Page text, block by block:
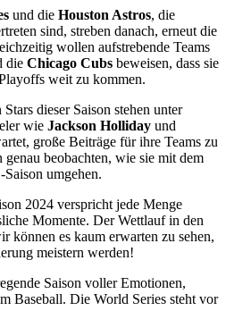
und die Houston Astros, die
sind, streben danach, erneut die
wollen aufstrebende Teams
die Chicago Cubs beweisen, dass sie
weit zu kommen.
dieser Saison stehen unter
wie Jackson Holliday und
große Beiträge für ihre Teams zu
beobachten, wie sie mit dem
umgehen.
2024 verspricht jede Menge
Momente. Der Wettlauf in den
können es kaum erwarten zu sehen,
meistern werden!
Saison voller Emotionen,
Baseball. Die World Series steht vor